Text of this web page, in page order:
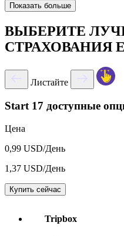
Показать больше
ВЫБЕРИТЕ
СТРАХОВАНИЯ
Листайте
Start 17 доступные
Цена
0,99 USD/День
1,37 USD/День
Купить сейчас
Tripbox